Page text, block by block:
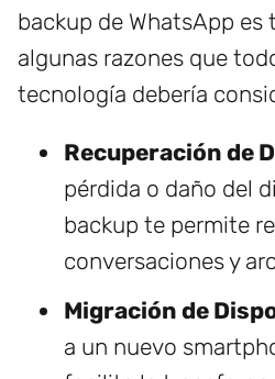
backup de WhatsApp es
algunas razones que
tecnología debería
Recuperación de
pérdida o daño del
backup te permite
conversaciones y
Migración de
a un nuevo